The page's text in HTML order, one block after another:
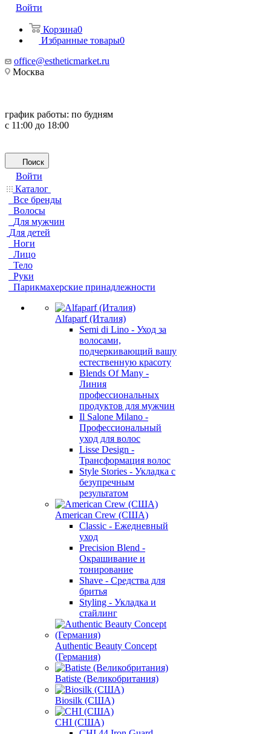
Войти
Корзина0
Избранные товары0
office@estheticmarket.ru
Москва
график работы: по будням
с 11:00 до 18:00
Поиск
Войти
Каталог
Все бренды
Волосы
Для мужчин
Для детей
Ноги
Лицо
Тело
Руки
Парикмахерские принадлежности
Alfaparf (Италия)
Semi di Lino - Уход за
волосами,
подчеркивающий вашу
естественную красоту
Blends Of Many -
Линия
профессиональных
продуктов для мужчин
Il Salone Milano -
Профессиональный
уход для волос
Lisse Design -
Трансформация волос
Style Stories - Укладка с
безупречным
результатом
American Crew (США)
Classic - Ежедневный
уход
Precision Blend -
Окрашивание и
тонирование
Shave - Средства для
бритья
Styling - Укладка и
стайлинг
Authentic Beauty Concept
(Германия)
Batiste (Великобритания)
Biosilk (США)
CHI (США)